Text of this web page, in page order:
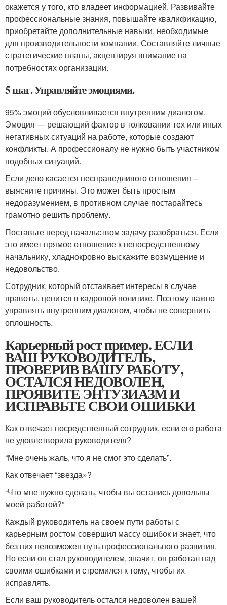
окажется у того, кто владеет информацией. Развивайте
профессиональные знания, повышайте квалификацию,
приобретайте дополнительные навыки, необходимые
для производительности компании. Составляйте личные
стратегические планы, акцентируя внимание на
потребностях организации.
5 шаг. Управляйте эмоциями.
95% эмоций обусловливается внутренним диалогом.
Эмоция — решающий фактор в толковании тех или иных
негативных ситуаций на работе, которые создают
конфликты. А профессионалу не нужно быть участником
подобных ситуаций.
Если дело касается несправедливого отношения –
выясните причины. Это может быть простым
недоразумением, в противном случае постарайтесь
грамотно решить проблему.
Поставьте перед начальством задачу разобраться. Если
это имеет прямое отношение к непосредственному
начальнику, хладнокровно выскажите возмущение и
недовольство.
Сотрудник, который отстаивает интересы в случае
правоты, ценится в кадровой политике. Поэтому важно
управлять внутренним диалогом, чтобы не совершить
оплошность.
Карьерный рост пример. ЕСЛИ
ВАШ РУКОВОДИТЕЛЬ,
ПРОВЕРИВ ВАШУ РАБОТУ,
ОСТАЛСЯ НЕДОВОЛЕН,
ПРОЯВИТЕ ЭНТУЗИАЗМ И
ИСПРАВЬТЕ СВОИ ОШИБКИ
Как отвечает посредственный сотрудник, если его работа
не удовлетворила руководителя?
“Мне очень жаль, что я не смог это сделать”.
Как отвечает “звезда»?
“Что мне нужно сделать, чтобы вы остались довольны
моей работой?”
Каждый руководитель на своем пути работы с
карьерным ростом совершил массу ошибок и знает, что
без них невозможен путь профессионального развития.
Но если он стал руководителем, значит, он работал над
своими ошибками и стремился к тому, чтобы их
исправлять.
Если ваш руководитель остался недоволен вашей